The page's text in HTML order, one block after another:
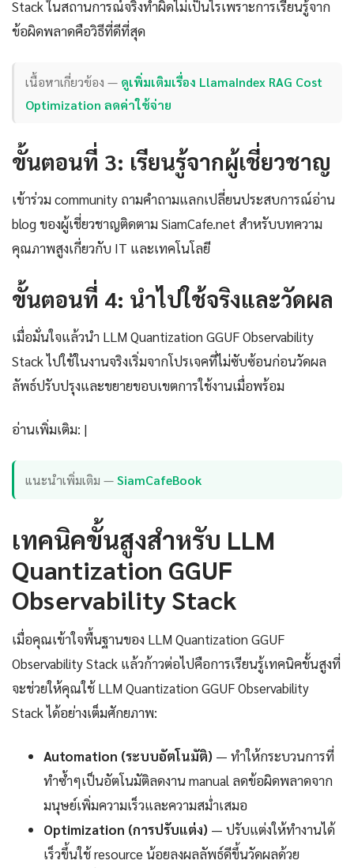
Stack ในสถานการณ์จริงทำผิดไม่เป็นไรเพราะการเรียนรู้จาก
ข้อผิดพลาดคือวิธีที่ดีที่สุด
เนื้อหาเกี่ยวข้อง — ดูเพิ่มเติมเรื่อง LlamaIndex RAG Cost
Optimization ลดค่าใช้จ่าย
ขั้นตอนที่ 3: เรียนรู้จากผู้เชี่ยวชาญ
เข้าร่วม community ถามคำถามแลกเปลี่ยนประสบการณ์อ่าน
blog ของผู้เชี่ยวชาญติดตาม SiamCafe.net สำหรับบทความ
คุณภาพสูงเกี่ยวกับ IT และเทคโนโลยี
ขั้นตอนที่ 4: นำไปใช้จริงและวัดผล
เมื่อมั่นใจแล้วนำ LLM Quantization GGUF Observability
Stack ไปใช้ในงานจริงเริ่มจากโปรเจคที่ไม่ซับซ้อนก่อนวัดผล
ลัพธ์ปรับปรุงและขยายขอบเขตการใช้งานเมื่อพร้อม
อ่านเพิ่มเติม: |
แนะนำเพิ่มเติม —SiamCafeBook
เทคนิคขั้นสูงสำหรับ LLM
Quantization GGUF
Observability Stack
เมื่อคุณเข้าใจพื้นฐานของ LLM Quantization GGUF
Observability Stack แล้วก้าวต่อไปคือการเรียนรู้เทคนิคขั้นสูงที่
จะช่วยให้คุณใช้ LLM Quantization GGUF Observability
Stack ได้อย่างเต็มศักยภาพ:
Automation (ระบบอัตโนมัติ) — ทำให้กระบวนการที่
ทำซ้ำๆเป็นอัตโนมัติลดงาน manual ลดข้อผิดพลาดจาก
มนุษย์เพิ่มความเร็วและความสม่ำเสมอ
Optimization (การปรับแต่ง) — ปรับแต่งให้ทำงานได้
เร็วขึ้นใช้ resource น้อยลงผลลัพธ์ดีขึ้นวัดผลด้วย